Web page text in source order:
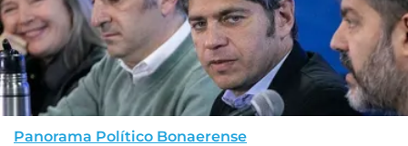
Panorama Político Bonaerense